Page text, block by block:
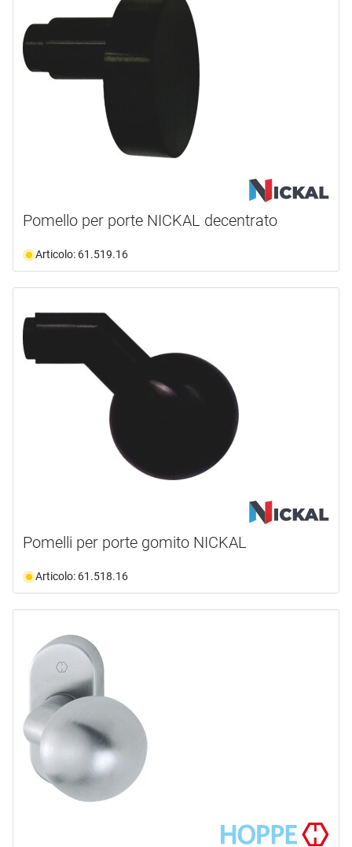
Pomello per porte NICKAL decentrato
Articolo: 61.519.16
Pomelli per porte gomito NICKAL
Articolo: 61.518.16